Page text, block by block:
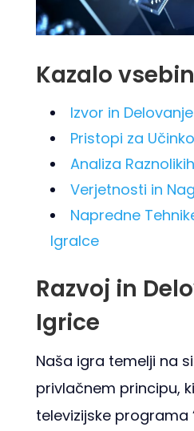
Kazalo vsebin
Izvor in
Pristopi za
Analiza
Verjetnosti in
Napredne
Igralce
Razvoj in
Igrice
Naša igra temelji na
privlačnem principu,
televizijske programa